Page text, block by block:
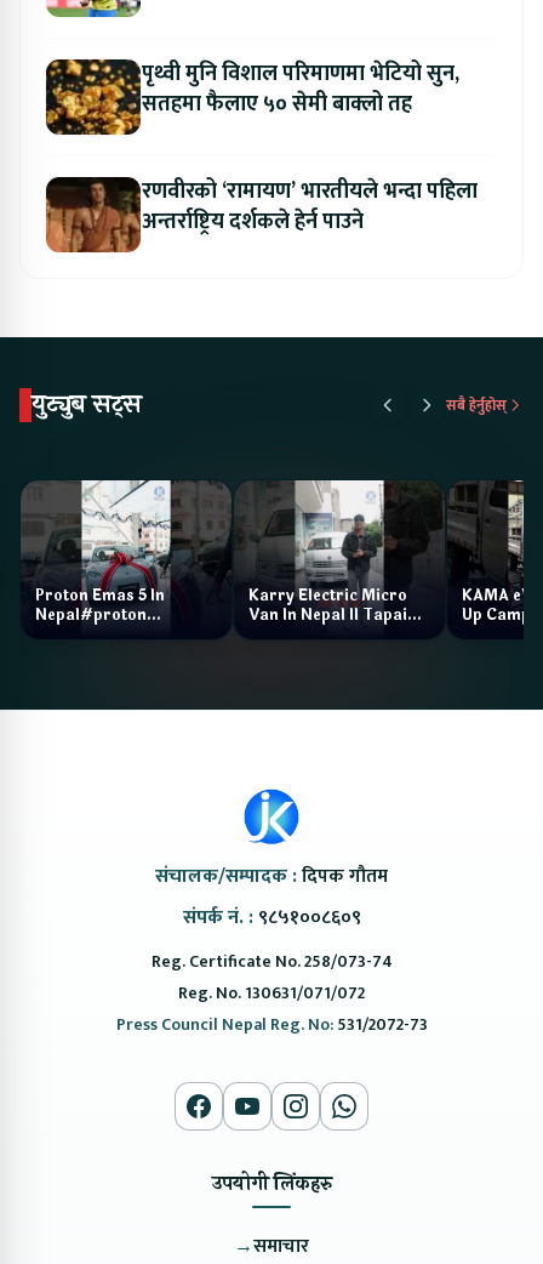
पृथ्वी मुनि विशाल परिमाणमा भेटियो सुन,
सतहमा फैलाए ५० सेमी बाक्लो तह
रणवीरको ‘रामायण’ भारतीयले भन्दा पहिला
अन्तर्राष्ट्रिय दर्शकले हेर्न पाउने
युट्युब सट्स सबै हेर्नुहोस्
Proton Emas 5 In
Nepal#proton
#protonemas5#protonnepal#evcarnepal
Karry Electric Micro
Van In Nepal II Tapaiko
Bazar II Jankari
KAMA eV
Up Camp
संचालक/सम्पादक :दिपक गौतम
संपर्क नं. : ९८५१००८६०९
Reg. Certificate No. 258/073-74
Reg. No. 130631/071/072
Press Council Nepal Reg. No:531/2072-73
उपयोगी लिंकहरु
→समाचार